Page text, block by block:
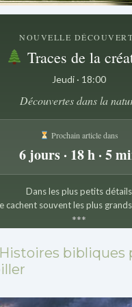
NOUVELLE
Traces de la
Jeudi · 18:00
Découvertes dans la
Prochain article dans
6 jours · 18 h · 5
Dans les plus petits détails
cachent souvent les plus
***
Histoires bibliques